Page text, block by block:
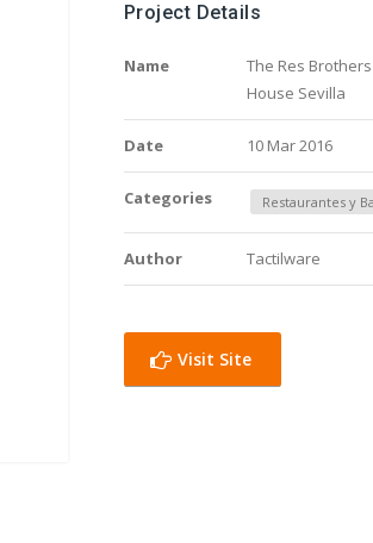
Project Details
Name
The Res
House Sevilla
Date 10 Mar 2016
Categories Restaurantes y
Author Tactilware
Visit Site